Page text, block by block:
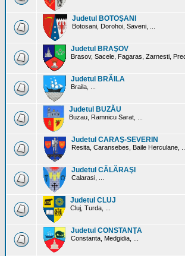
Judetul BOTOŞANI
Botosani, Dorohoi, Saveni, ...
Judetul BRAŞOV
Brasov, Sacele, Fagaras, Zarnesti,
Judetul BRĂILA
Braila, ...
Judetul BUZĂU
Buzau, Ramnicu Sarat, ...
Judetul CARAŞ-SEVERIN
Resita, Caransebes, Baile Herculane, ...
Judetul CĂLĂRAŞI
Calarasi, ...
Judetul CLUJ
Cluj, Turda, ...
Judetul CONSTANŢA
Constanta, Medgidia, ...